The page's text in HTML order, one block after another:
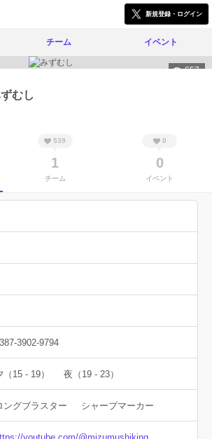
新規登録・ログイン
チーム イベント
657
ずむし
539
1
チーム
0
0
イベント
3902-9794
（15 - 19） 夜（19 - 23）
ングブラスター シャープマーカー
youtube.com/@mizumushiking